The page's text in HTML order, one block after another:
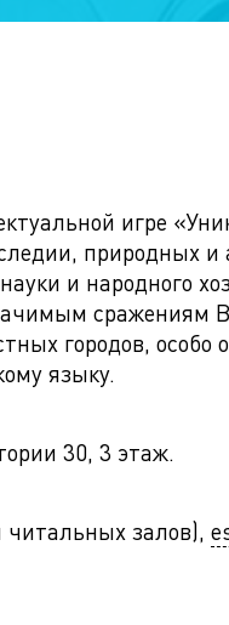
игре
природных и
и народного
сражениям
городов,
языку.
30, 3 этаж.
читальных залов),